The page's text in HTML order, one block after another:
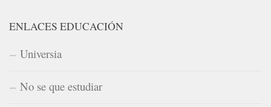
ENLACES EDUCACIÓN
Universia
No se que estudiar